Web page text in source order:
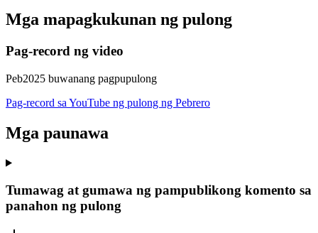
Mga mapagkukunan ng pulong
Pag-record ng video
Peb2025 buwanang pagpupulong
Pag-record sa YouTube ng pulong ng Pebrero
Mga paunawa
Tumawag at gumawa ng pampublikong komento sa
panahon ng pulong